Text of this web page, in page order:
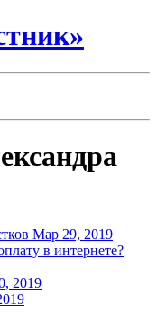
Мар 29, 2019
в интернете?
2019